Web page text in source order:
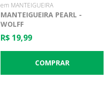
em MANTEIGUEIRA
MANTEIGUEIRA PEARL -
WOLFF
R$ 19,99